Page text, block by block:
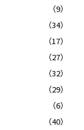
（9）
（34）
（17）
（27）
（32）
（29）
（6）
（40）